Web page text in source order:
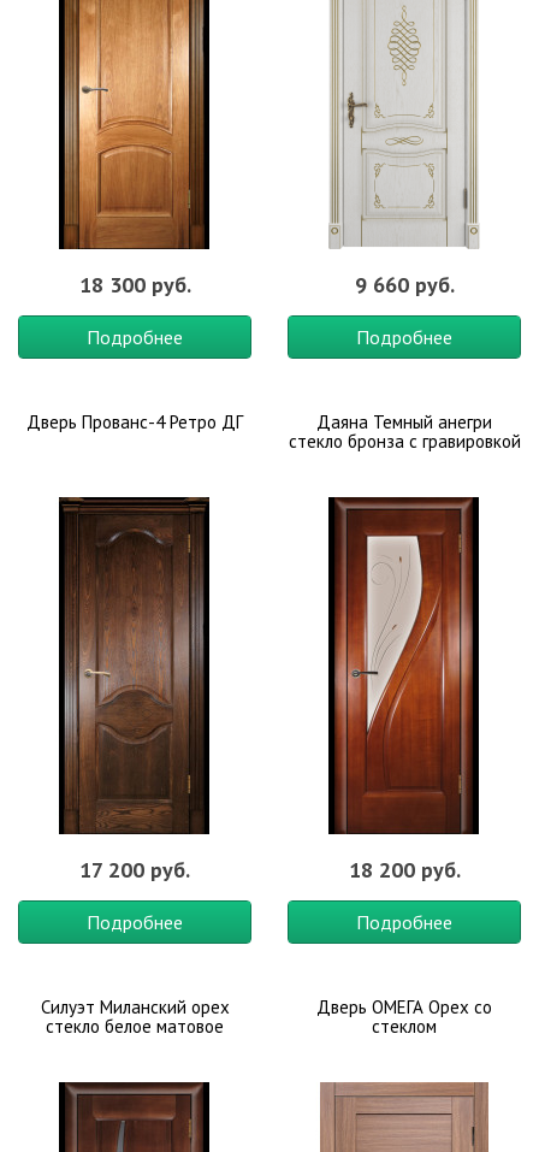
18 300 руб.
Подробнее
9 660 руб.
Подробнее
Дверь Прованс-4 Ретро ДГ
17 200 руб.
Подробнее
Даяна Темный анегри
стекло бронза с гравировкой
18 200 руб.
Подробнее
Силуэт Миланский орех
стекло белое матовое
Дверь ОМЕГА Орех со
стеклом